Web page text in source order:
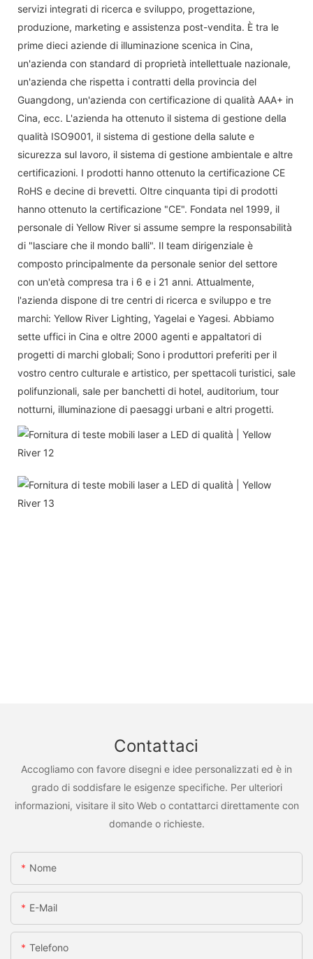
servizi integrati di ricerca e sviluppo, progettazione,
produzione, marketing e assistenza post-vendita. È tra le
prime dieci aziende di illuminazione scenica in Cina,
un'azienda con standard di proprietà intellettuale nazionale,
un'azienda che rispetta i contratti della provincia del
Guangdong, un'azienda con certificazione di qualità AAA+ in
Cina, ecc. L'azienda ha ottenuto il sistema di gestione della
qualità ISO9001, il sistema di gestione della salute e
sicurezza sul lavoro, il sistema di gestione ambientale e altre
certificazioni. I prodotti hanno ottenuto la certificazione CE
RoHS e decine di brevetti. Oltre cinquanta tipi di prodotti
hanno ottenuto la certificazione "CE". Fondata nel 1999, il
personale di Yellow River si assume sempre la responsabilità
di "lasciare che il mondo balli". Il team dirigenziale è
composto principalmente da personale senior del settore
con un'età compresa tra i 6 e i 21 anni. Attualmente,
l'azienda dispone di tre centri di ricerca e sviluppo e tre
marchi: Yellow River Lighting, Yagelai e Yagesi. Abbiamo
sette uffici in Cina e oltre 2000 agenti e appaltatori di
progetti di marchi globali; Sono i produttori preferiti per il
vostro centro culturale e artistico, per spettacoli turistici, sale
polifunzionali, sale per banchetti di hotel, auditorium, tour
notturni, illuminazione di paesaggi urbani e altri progetti.
Contattaci
Accogliamo con favore disegni e idee personalizzati ed è in
grado di soddisfare le esigenze specifiche. Per ulteriori
informazioni, visitare il sito Web o contattarci direttamente con
domande o richieste.
Nome
E-Mail
Telefono